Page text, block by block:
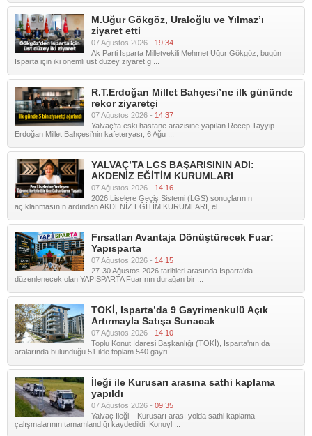
M.Uğur Gökgöz, Uraloğlu ve Yılmaz’ı
ziyaret etti
07 Ağustos 2026 - 19:34
Ak Parti Isparta Milletvekili Mehmet Uğur Gökgöz, bugün
Isparta için iki önemli üst düzey ziyaret g ...
R.T.Erdoğan Millet Bahçesi’ne ilk gününde
rekor ziyaretçi
07 Ağustos 2026 - 14:37
Yalvaç’ta eski hastane arazisine yapılan Recep Tayyip
Erdoğan Millet Bahçesi’nin kafeteryası, 6 Ağu ...
YALVAÇ’TA LGS BAŞARISININ ADI:
AKDENİZ EĞİTİM KURUMLARI
07 Ağustos 2026 - 14:16
2026 Liselere Geçiş Sistemi (LGS) sonuçlarının
açıklanmasının ardından AKDENİZ EĞİTİM KURUMLARI, el ...
Fırsatları Avantaja Dönüştürecek Fuar:
Yapısparta
07 Ağustos 2026 - 14:15
27-30 Ağustos 2026 tarihleri arasında Isparta'da
düzenlenecek olan YAPISPARTA Fuarının durağan bir ...
TOKİ, Isparta’da 9 Gayrimenkulü Açık
Artırmayla Satışa Sunacak
07 Ağustos 2026 - 14:10
Toplu Konut İdaresi Başkanlığı (TOKİ), Isparta'nın da
aralarında bulunduğu 51 ilde toplam 540 gayri ...
İleği ile Kurusarı arasına sathi kaplama
yapıldı
07 Ağustos 2026 - 09:35
Yalvaç İleği – Kurusarı arası yolda sathi kaplama
çalışmalarının tamamlandığı kaydedildi. Konuyl ...